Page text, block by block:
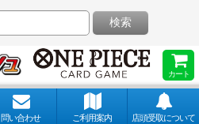
カート
検索
問い合わせ ご利用案内 店頭受取について